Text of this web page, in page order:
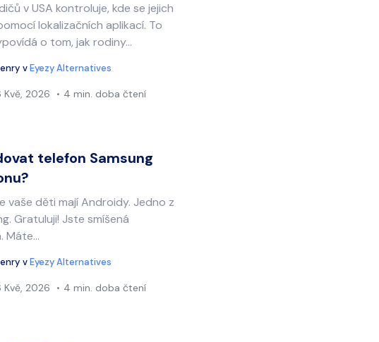
odkaz
v USA kontroluje, kde se jejich
lokalizačních aplikací. To
o tom, jak rodiny...
vEyezy Alternatives
Kvě, 2026 4 min. doba čtení
odkaz
telefon Samsung
vaše děti mají Androidy. Jedno z
Gratuluji! Jste smíšená
Máte...
vEyezy Alternatives
Kvě, 2026 4 min. doba čtení